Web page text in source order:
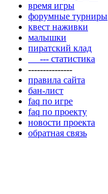
время игры
форумные турниры
квест наживки
малышки
пиратский клад
--- статистика
---------------
правила сайта
бан-лист
faq по игре
faq по проекту
новости проекта
обратная связь